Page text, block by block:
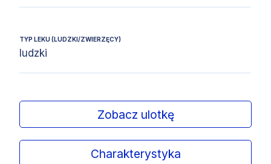
TYP LEKU (LUDZKI/ZWIERZĘCY)
ludzki
Zobacz ulotkę
Charakterystyka